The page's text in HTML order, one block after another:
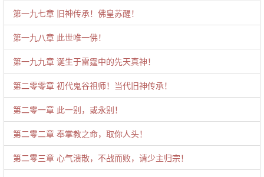
第一九七章 旧神传承！佛皇苏醒！
第一九八章 此世唯一佛！
第一九九章 诞生于雷霆中的先天真神！
第二零零章 初代鬼谷祖师！当代旧神传承！
第二零一章 此一别，或永别！
第二零二章 奉掌教之命，取你人头！
第二零三章 心气溃散，不战而败，请少主归宗！